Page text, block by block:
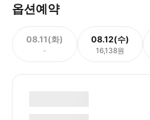
옵션예약
08.11(화)
-
08.12(수)
16,138원